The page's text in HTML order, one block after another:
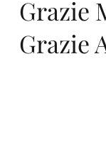
Grazie
Grazie